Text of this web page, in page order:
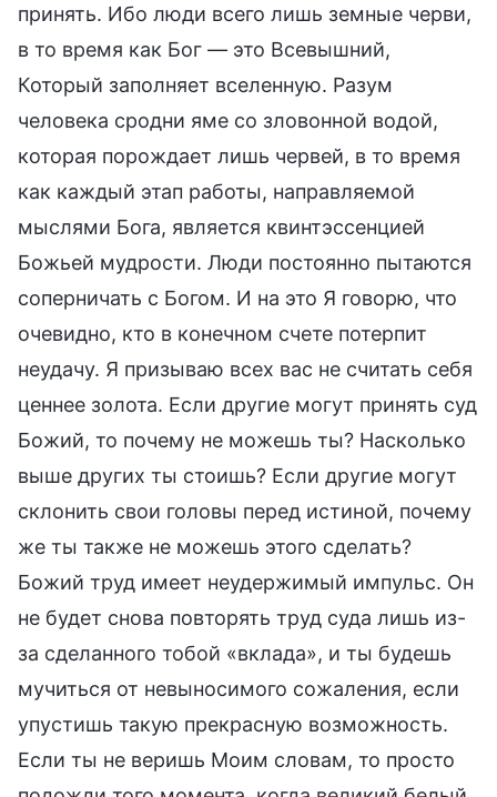
принять. Ибо люди всего лишь земные черви,
в то время как Бог — это Всевышний,
Который заполняет вселенную. Разум
человека сродни яме со зловонной водой,
которая порождает лишь червей, в то время
как каждый этап работы, направляемой
мыслями Бога, является квинтэссенцией
Божьей мудрости. Люди постоянно пытаются
соперничать с Богом. И на это Я говорю, что
очевидно, кто в конечном счете потерпит
неудачу. Я призываю всех вас не считать себя
ценнее золота. Если другие могут принять суд
Божий, то почему не можешь ты? Насколько
выше других ты стоишь? Если другие могут
склонить свои головы перед истиной, почему
же ты также не можешь этого сделать?
Божий труд имеет неудержимый импульс. Он
не будет снова повторять труд суда лишь из-
за сделанного тобой «вклада», и ты будешь
мучиться от невыносимого сожаления, если
упустишь такую прекрасную возможность.
Если ты не веришь Моим словам, то просто